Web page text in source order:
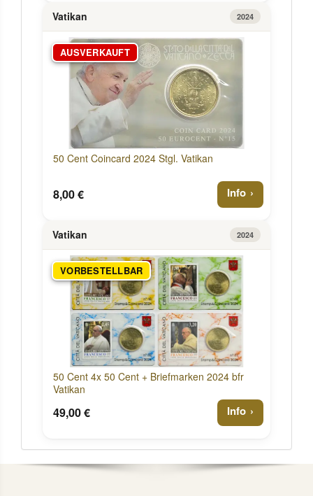
Vatikan 2024
AUSVERKAUFT
50 Cent Coincard 2024 Stgl. Vatikan
8,00 € Info
Vatikan 2024
VORBESTELLBAR
50 Cent 4x 50 Cent + Briefmarken 2024 bfr
Vatikan
49,00 € Info